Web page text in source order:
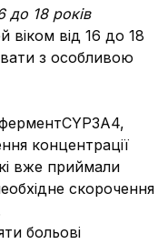
до 18 років
віком від 16 до 18
з особливою
ферментCYP3A4,
концентрації
вже приймали
скорочення
больові